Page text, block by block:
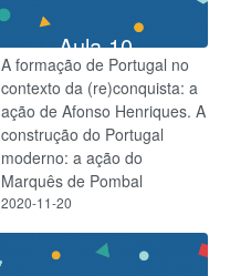
Aula 10
A formação de Portugal no
contexto da (re)conquista: a
ação de Afonso Henriques. A
construção do Portugal
moderno: a ação do
Marquês de Pombal
2020-11-20